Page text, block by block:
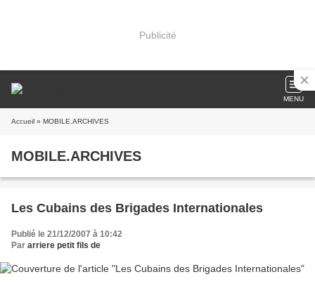
Publicité
MENU
Accueil » MOBILE.ARCHIVES
MOBILE.ARCHIVES
Les Cubains des Brigades Internationales
Publié le 21/12/2007 à 10:42
Par arriere petit fils de